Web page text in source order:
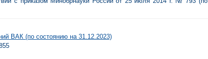
ВАК (по состоянию на 31.12.2023)